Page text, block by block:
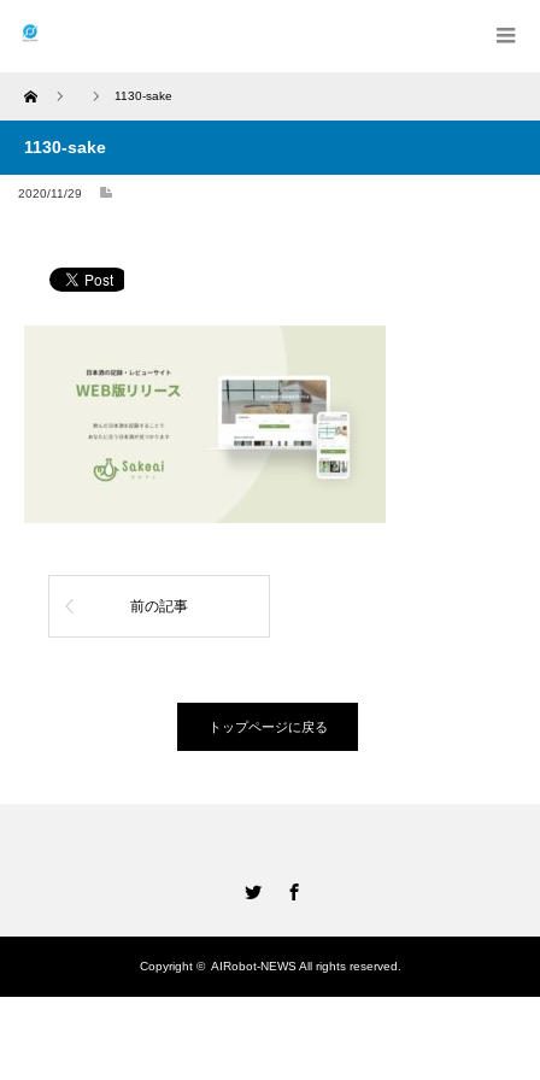
Home 1130-sake
1130-sake
2020/11/29
前の記事
トップページに戻る
Copyright © AIRobot-NEWSAll rights reserved.